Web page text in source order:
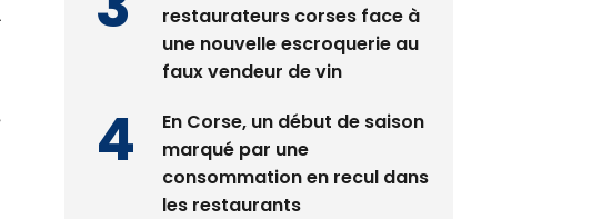
restaurateurs corses face à
une nouvelle escroquerie au
faux vendeur de vin
En Corse, un début de saison
marqué par une
consommation en recul dans
les restaurants